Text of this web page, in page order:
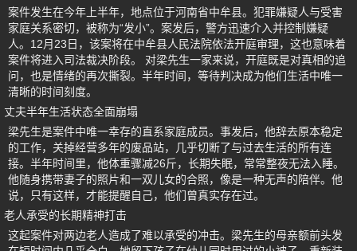
案件发生在今年上半年，地点位于河南省中牟县。犯罪嫌疑人与受害
家庭关系密切，被称为“发小”。案发后，警方迅速介入并控制嫌疑
人。12月23日，该案将在中牟县人民法院依法开庭审理，这也意味着
案件将进入司法裁决阶段。 对梁先生一家来说，开庭既是对真相的追
问，也是情绪的再次撕裂。半年时间，等待判决成为他们生活中唯一
清晰的时间刻度。
丈夫半年生活状态全面崩塌
梁先生是案件中唯一幸存的直系家庭成员。事发后，他辞去原本稳定
的工作，关掉经营多年的废品站，几乎切断了与过去生活的所有连
接。半年时间里，他体重骤减26斤，长期失眠，常常整夜无法入睡。
他随身携带妻子的照片和一双儿女的合照，像是一种无声的陪伴。他
说，只有这样，才能提醒自己，他们曾真实存在过。
老人承受的长期精神打击
这起案件对两边老人造成了难以承受的冲击。梁先生的母亲额前头发